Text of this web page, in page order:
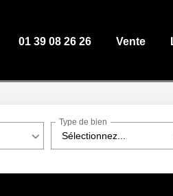
01 39 08 26 26 Vente
Sélectionnez...
Type de bien